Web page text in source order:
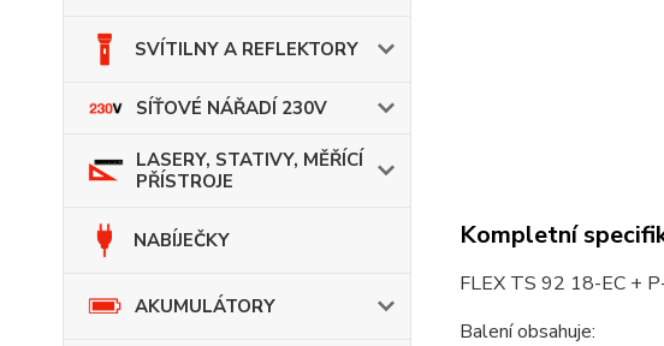
SVÍTILNY A REFLEKTORY
SÍŤOVÉ NÁŘADÍ 230V
LASERY, STATIVY, MĚŘÍCÍ
PŘÍSTROJE
NABÍJEČKY
AKUMULÁTORY
Kompletní
FLEX TS 92 18-EC +
Balení obsahuje: